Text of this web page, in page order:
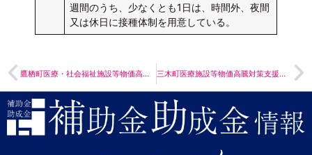
週間のうち、少なくとも1日は、時間外、夜間
又は休日に接種体制を用意している。
鷹栖町医療・社会福祉施設等物価高騰対策支援金のお知らせ 三木町医療施設等物価高騰対策支援金のご案内